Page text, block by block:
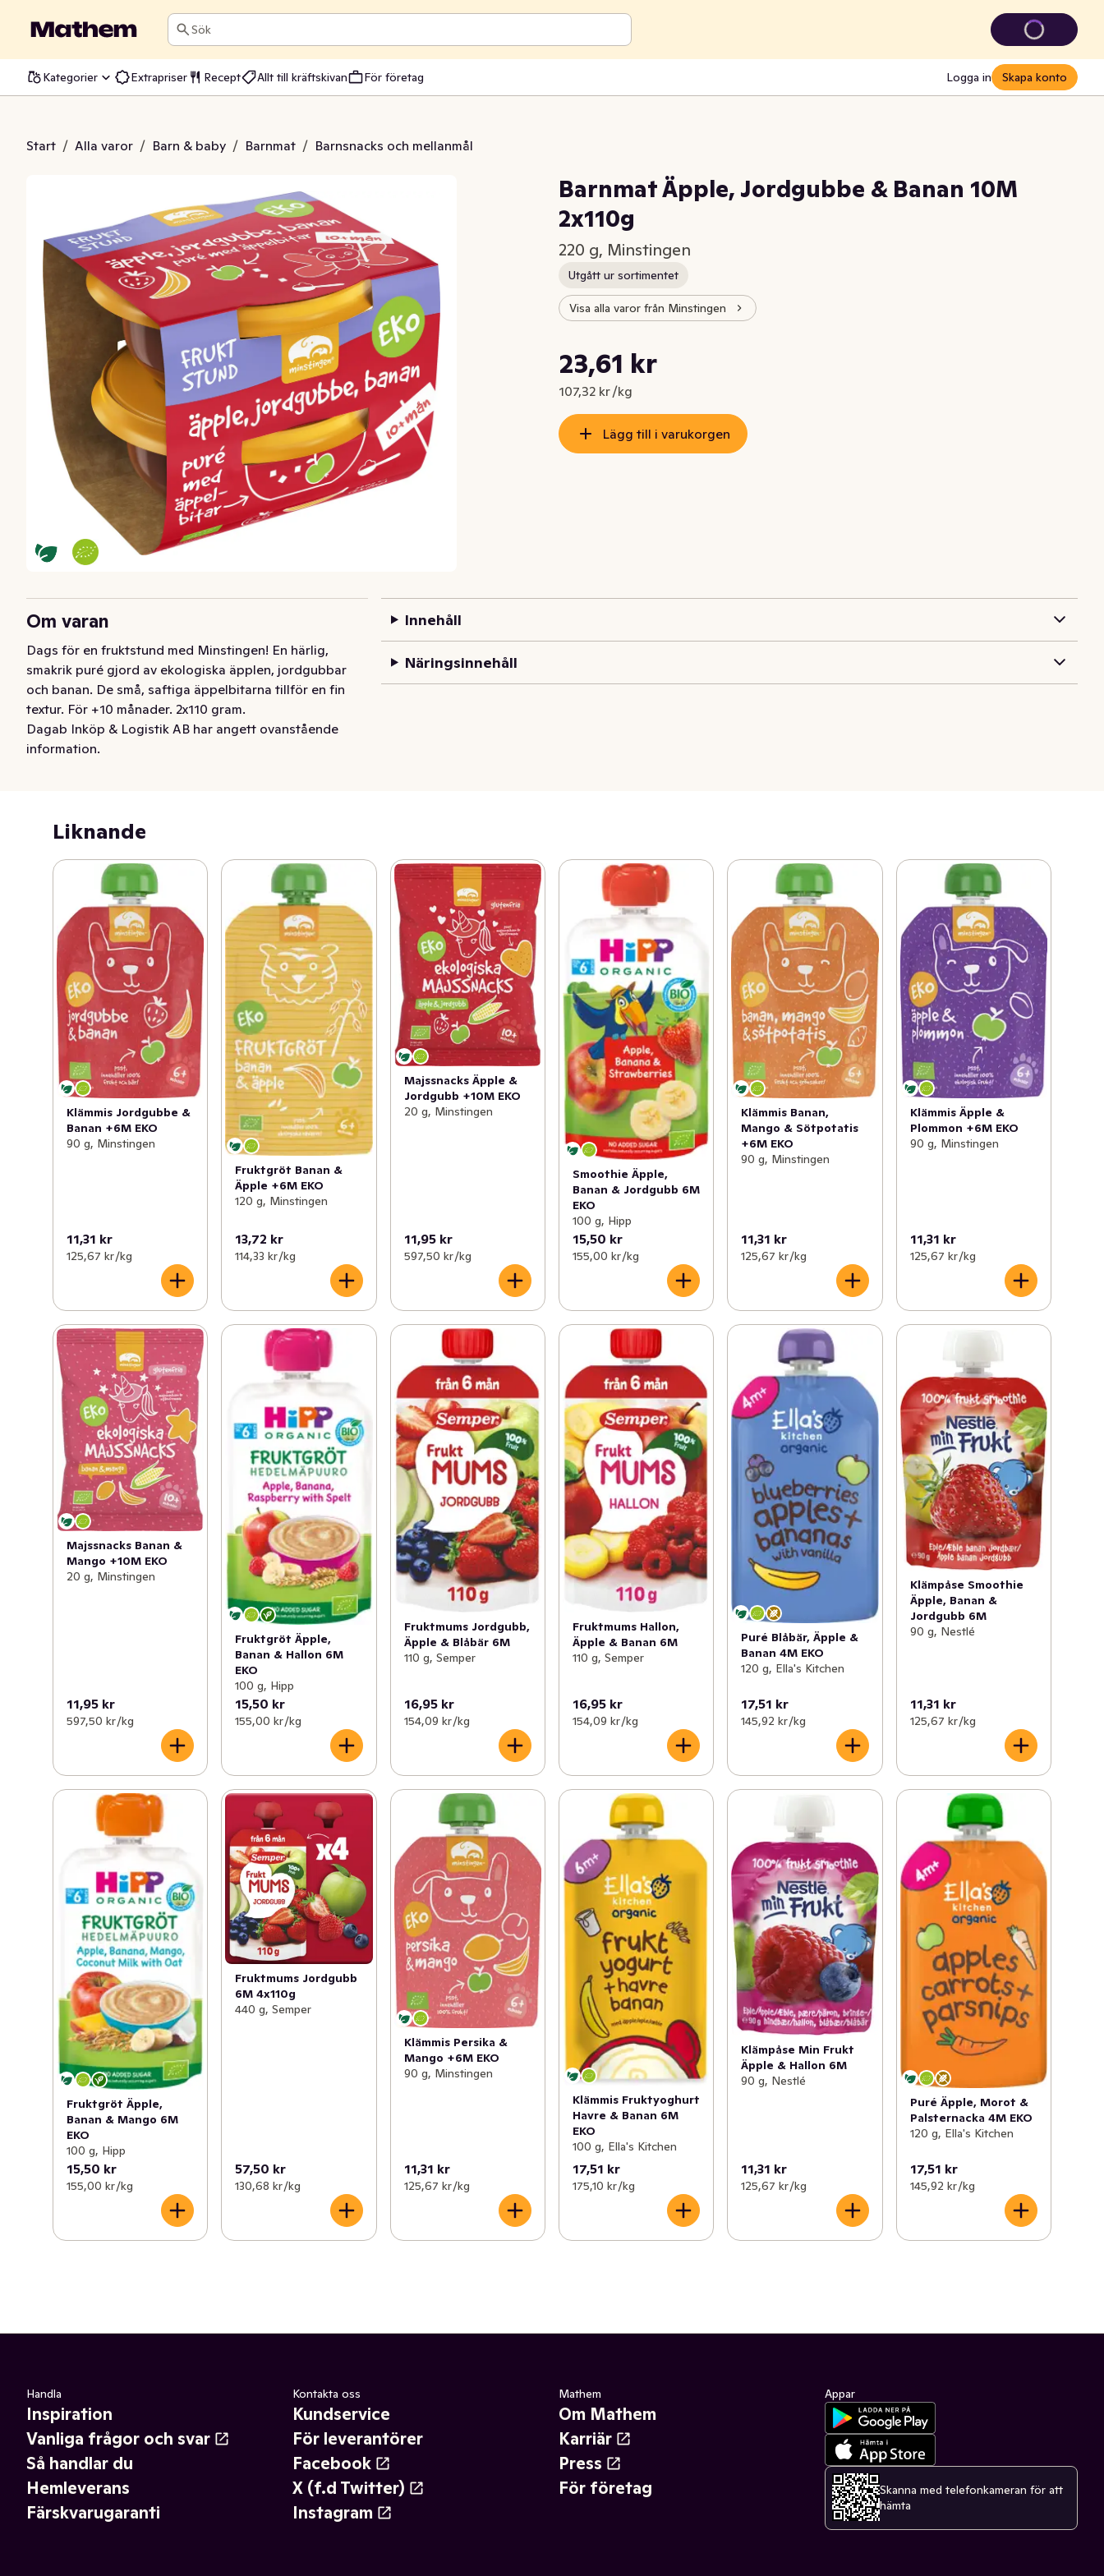
Sök
Kategorier Extrapriser Recept Allt till kräftskivan För företag Logga in Skapa konto
Start / Alla varor / Barn & baby / Barnmat / Barnsnacks och mellanmål
& Banan 10M 2x110g
Barnmat Äpple, Jordgubbe & Banan 10M
2x110g
220 g, Minstingen
Utgått ur sortimentet
Visa alla varor från Minstingen
Nuvarande pris är: 23,61 kr
23,61 kr
107,32 kr /kg
Styckpris: 107,32 kr /kg
Lägg till i varukorgen
Om varan
Dags för en fruktstund med Minstingen! En härlig,
smakrik puré gjord av ekologiska äpplen, jordgubbar
och banan. De små, saftiga äppelbitarna tillför en fin
textur. För +10 månader. 2x110 gram.
Dagab Inköp & Logistik AB har angett ovanstående
information.
Innehåll
Näringsinnehåll
Liknande
Klämmis Jordgubbe &
Banan +6M EKO
90 g, Minstingen
11,31 kr
125,67 kr /kg
Fruktgröt Banan &
Äpple +6M EKO
120 g, Minstingen
13,72 kr
114,33 kr /kg
Majssnacks Äpple &
Jordgubb +10M EKO
20 g, Minstingen
11,95 kr
597,50 kr /kg
Smoothie Äpple,
Banan & Jordgubb 6M
EKO
100 g, Hipp
15,50 kr
155,00 kr /kg
Klämmis Banan,
Mango & Sötpotatis
+6M EKO
90 g, Minstingen
11,31 kr
125,67 kr /kg
Klämmis Äpple &
Plommon +6M EKO
90 g, Minstingen
11,31 kr
125,67 kr /kg
Majssnacks Banan &
Mango +10M EKO
20 g, Minstingen
11,95 kr
597,50 kr /kg
Fruktgröt Äpple,
Banan & Hallon 6M
EKO
100 g, Hipp
15,50 kr
155,00 kr /kg
Fruktmums Jordgubb,
Äpple & Blåbär 6M
110 g, Semper
16,95 kr
154,09 kr /kg
Fruktmums Hallon,
Äpple & Banan 6M
110 g, Semper
16,95 kr
154,09 kr /kg
Puré Blåbär, Äpple &
Banan 4M EKO
120 g, Ella's Kitchen
17,51 kr
145,92 kr /kg
Klämpåse Smoothie
Äpple, Banan &
Jordgubb 6M
90 g, Nestlé
11,31 kr
125,67 kr /kg
Fruktgröt Äpple,
Banan & Mango 6M
EKO
100 g, Hipp
15,50 kr
155,00 kr /kg
Fruktmums Jordgubb
6M 4x110g
440 g, Semper
57,50 kr
130,68 kr /kg
Klämmis Persika &
Mango +6M EKO
90 g, Minstingen
11,31 kr
125,67 kr /kg
Klämmis Fruktyoghurt
Havre & Banan 6M
EKO
100 g, Ella's Kitchen
17,51 kr
175,10 kr /kg
Klämpåse Min Frukt
Äpple & Hallon 6M
90 g, Nestlé
11,31 kr
125,67 kr /kg
Puré Äpple, Morot &
Palsternacka 4M EKO
120 g, Ella's Kitchen
17,51 kr
145,92 kr /kg
Handla
Inspiration
Vanliga frågor och svar
Så handlar du
Hemleverans
Färskvarugaranti
Kontakta oss
Kundservice
För leverantörer
Facebook
X (f.d Twitter)
Instagram
Mathem
Om Mathem
Karriär
Press
För företag
Appar
Skanna med telefonkameran för att
hämta